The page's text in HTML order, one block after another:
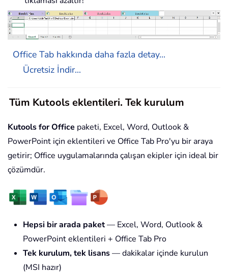
Office Tab hakkında daha fazla detay...
Ücretsiz İndir...
Tüm Kutools eklentileri. Tek kurulum
Kutools for Office paketi, Excel, Word, Outlook &
PowerPoint için eklentileri ve Office Tab Pro'yu bir araya
getirir; Office uygulamalarında çalışan ekipler için ideal bir
çözümdür.
Hepsi bir arada paket— Excel, Word, Outlook &
PowerPoint eklentileri + Office Tab Pro
Tek kurulum, tek lisans— dakikalar içinde kurulun
(MSI hazır)